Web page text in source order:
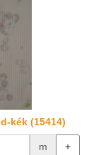
kék (15414)
m +